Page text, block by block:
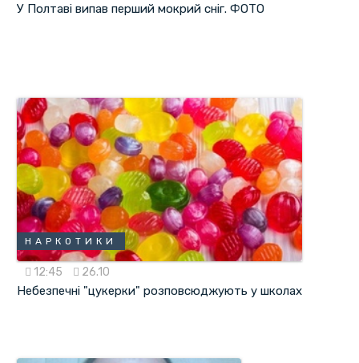
У Полтаві випав перший мокрий сніг. ФОТО
НАРКОТИКИ
12:45 26.10
Небезпечні "цукерки" розповсюджують у школах